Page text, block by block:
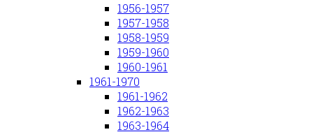
1956-1957
1957-1958
1958-1959
1959-1960
1960-1961
1961-1970
1961-1962
1962-1963
1963-1964